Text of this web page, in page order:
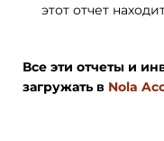
этот отчет
Все эти отчеты и
загружать в Nola